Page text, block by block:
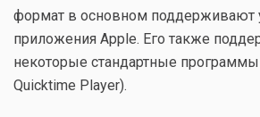
формат в основном поддерживают
приложения Apple. Его также
некоторые стандартные
Quicktime Player).